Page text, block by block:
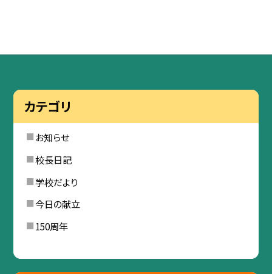
カテゴリ
お知らせ
校長日記
学校だより
今日の献立
150周年